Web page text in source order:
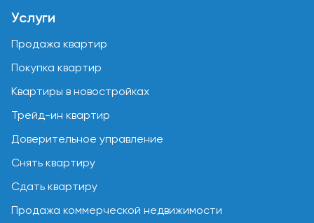
Услуги
Продажа квартир
Покупка квартир
Квартиры в новостройках
Трейд-ин квартир
Доверительное управление
Снять квартиру
Сдать квартиру
Продажа коммерческой недвижимости